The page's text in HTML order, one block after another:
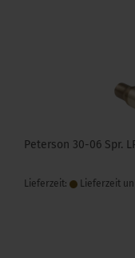
Peterson 30-06 Spr.
Lieferzeit: Lieferzeit